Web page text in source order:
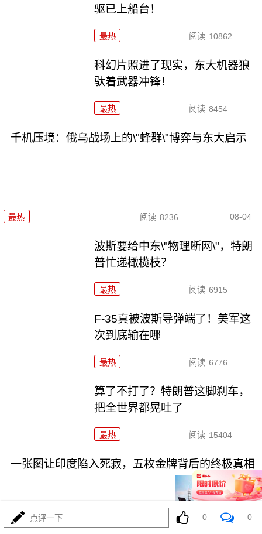
驱已上船台！
最热 阅读 10862
科幻片照进了现实，东大机器狼
驮着武器冲锋！
最热 阅读 8454
千机压境：俄乌战场上的\"蜂群\"博弈与东大启示
最热 阅读 8236 08-04
波斯要给中东\"物理断网\"，特朗
普忙递橄榄枝？
最热 阅读 6915
F-35真被波斯导弹端了！美军这
次到底输在哪
最热 阅读 6776
算了不打了？特朗普这脚刹车，
把全世界都晃吐了
最热 阅读 15404
一张图让印度陷入死寂，五枚金牌背后的终极真相
点评一下 0 0